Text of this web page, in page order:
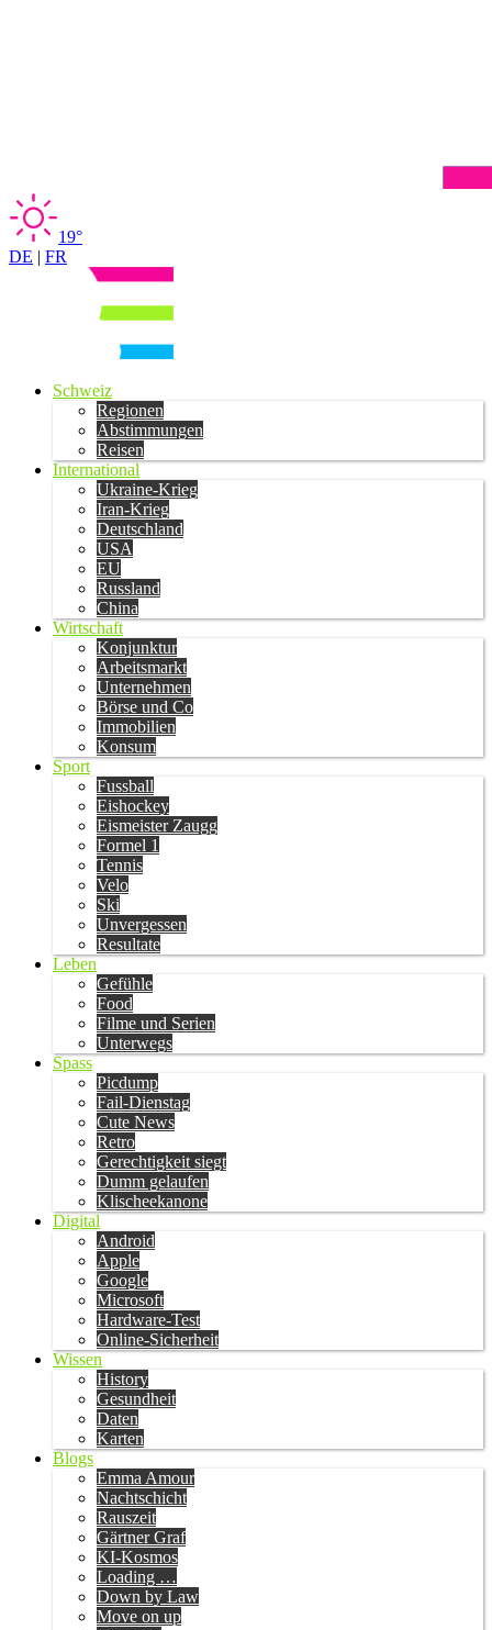
19°
DE | FR
Schweiz
Regionen
Abstimmungen
Reisen
International
Ukraine-Krieg
Iran-Krieg
Deutschland
USA
EU
Russland
China
Wirtschaft
Konjunktur
Arbeitsmarkt
Unternehmen
Börse und Co
Immobilien
Konsum
Sport
Fussball
Eishockey
Eismeister Zaugg
Formel 1
Tennis
Velo
Ski
Unvergessen
Resultate
Leben
Gefühle
Food
Filme und Serien
Unterwegs
Spass
Picdump
Fail-Dienstag
Cute News
Retro
Gerechtigkeit siegt
Dumm gelaufen
Klischeekanone
Digital
Android
Apple
Google
Microsoft
Hardware-Test
Online-Sicherheit
Wissen
History
Gesundheit
Daten
Karten
Blogs
Emma Amour
Nachtschicht
Rauszeit
Gärtner Graf
KI-Kosmos
Loading …
Down by Law
Move on up